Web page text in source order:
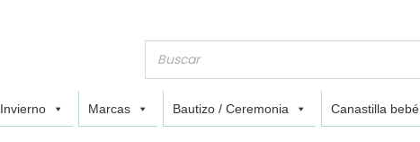
Invierno Marcas Bautizo / Ceremonia Canastilla bebé